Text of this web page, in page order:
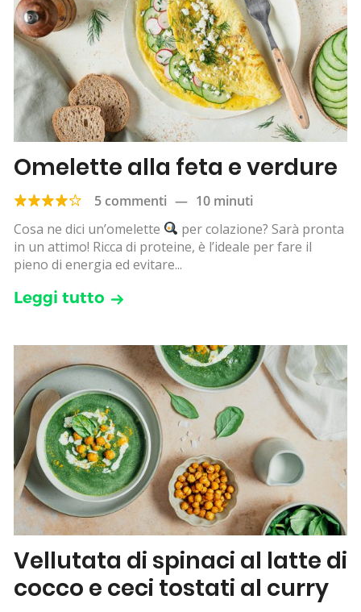
Omelette alla feta e verdure
5 commenti — 10 minuti
Cosa ne dici un’omelette
per colazione? Sarà pronta
in un attimo! Ricca di proteine, è l’ideale per fare il
pieno di energia ed evitare...
Leggi tutto
Vellutata di spinaci al latte di
cocco e ceci tostati al curry